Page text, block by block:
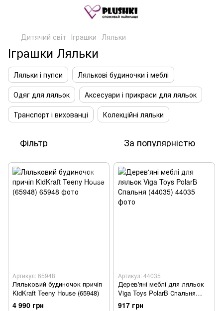
Дитячий світ Іграшки Ляльки
Іграшки Ляльки
Ляльки і пупси
Лялькові будиночки і меблі
Одяг для ляльок
Аксесуари і прикраси для ляльок
Транспорт і вихованці
Колекційні ляльки
Фільтр За популярністю
Артикул: 65948
Ляльковий будиночок причіп
KidKraft Teeny House (65948)
4 990 грн
Артикул: 44035
Дерев'яні меблі для ляльок
Viga Toys PolarB Спальня
(44035)
917 грн